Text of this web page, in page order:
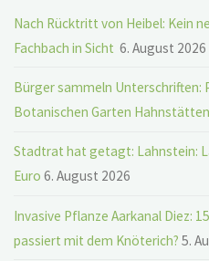
Nach Rücktritt von Heibel: Kein
Fachbach in Sicht 6. August 2026
Bürger sammeln Unterschriften:
Botanischen Garten Hahnstätten
Stadtrat hat getagt: Lahnstein:
Euro 6. August 2026
Invasive Pflanze Aarkanal Diez:
passiert mit dem Knöterich? 5.